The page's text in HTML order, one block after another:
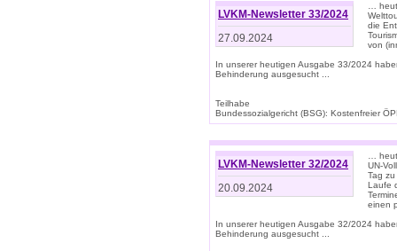
LVKM-Newsletter 33/2024
27.09.2024
…
die
von
In unserer heutigen Ausgabe 33/2024
Behinderung ausgesucht ...
Teilhabe
Bundessozialgericht (BSG): Kostenfreier
LVKM-Newsletter 32/2024
20.09.2024
…
UN-
Tag
Laufe
einen
In unserer heutigen Ausgabe 32/2024
Behinderung ausgesucht ...